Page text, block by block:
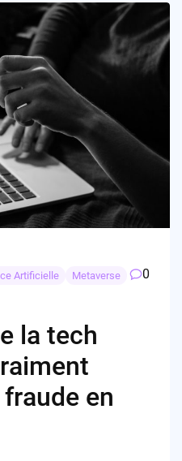
Artificielle
Metaverse
0
la tech
en